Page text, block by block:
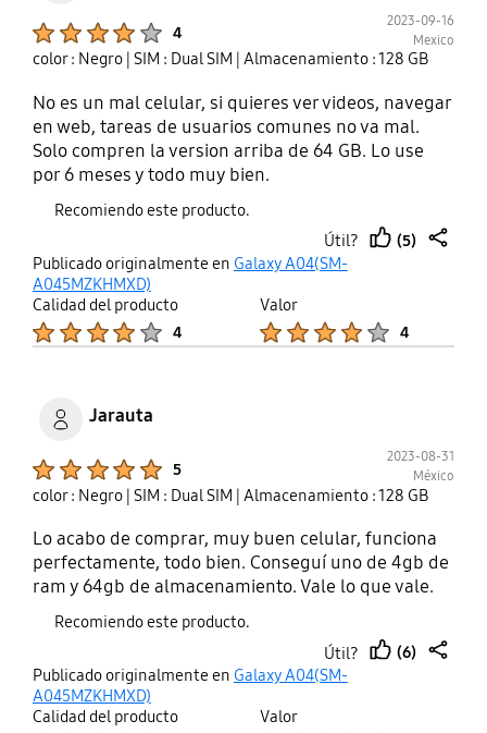
4
2023-09-16
Mexico
color : Negro | SIM : Dual SIM | Almacenamiento : 128 GB
No es un mal celular, si quieres ver videos, navegar
en web, tareas de usuarios comunes no va mal.
Solo compren la version arriba de 64 GB. Lo use
por 6 meses y todo muy bien.
Recomiendo este producto.
Útil?
(5)
Publicado originalmente en Galaxy A04(SM-
A045MZKHMXD)
Calidad del producto
4
Valor
4
Jarauta
5
2023-08-31
México
color : Negro | SIM : Dual SIM | Almacenamiento : 128 GB
Lo acabo de comprar, muy buen celular, funciona
perfectamente, todo bien. Conseguí uno de 4gb de
ram y 64gb de almacenamiento. Vale lo que vale.
Recomiendo este producto.
Útil?
(6)
Publicado originalmente en Galaxy A04(SM-
A045MZKHMXD)
Calidad del producto
Valor